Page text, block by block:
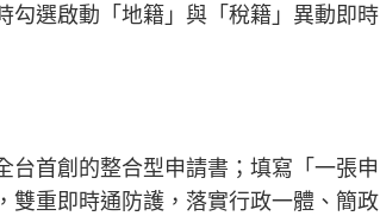
選啟動「地籍」與「稅籍」異動即時
首創的整合型申請書；填寫「一張申
雙重即時通防護，落實行政一體、簡政